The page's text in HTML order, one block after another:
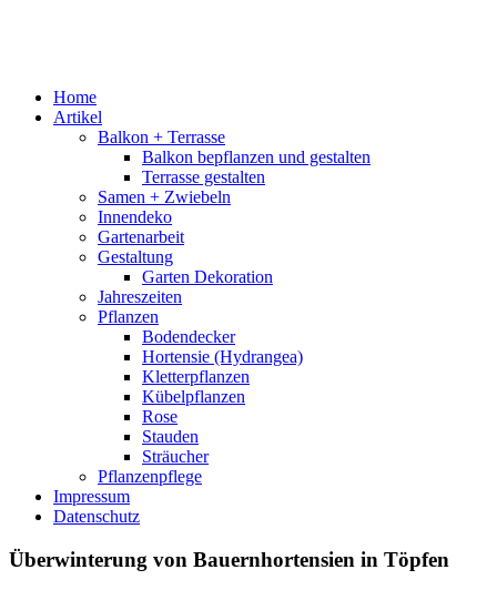
Home
Artikel
Balkon + Terrasse
Balkon bepflanzen und gestalten
Terrasse gestalten
Samen + Zwiebeln
Innendeko
Gartenarbeit
Gestaltung
Garten Dekoration
Jahreszeiten
Pflanzen
Bodendecker
Hortensie (Hydrangea)
Kletterpflanzen
Kübelpflanzen
Rose
Stauden
Sträucher
Pflanzenpflege
Impressum
Datenschutz
Überwinterung von Bauernhortensien in Töpfen